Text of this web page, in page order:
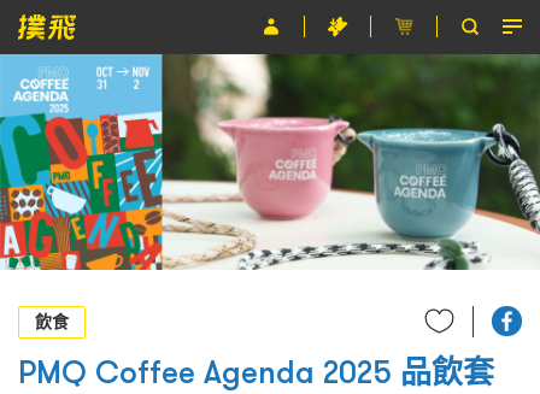
節目
主辦單位
關於撲飛
條款及細則
EN
飲食
PMQ Coffee Agenda 2025 品飲套